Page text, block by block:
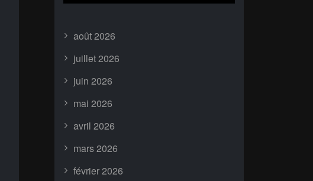
août 2026
juillet 2026
juin 2026
mai 2026
avril 2026
mars 2026
février 2026